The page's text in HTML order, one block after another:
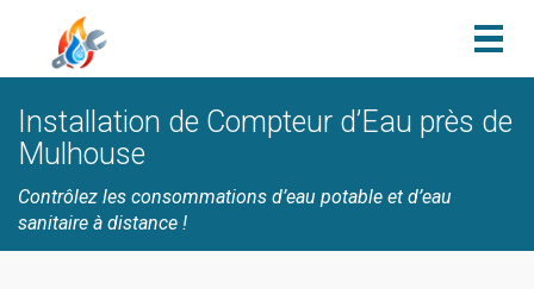
Installation de Compteur d’Eau près de
Mulhouse
Contrôlez les consommations d’eau potable et d’eau
sanitaire à distance !